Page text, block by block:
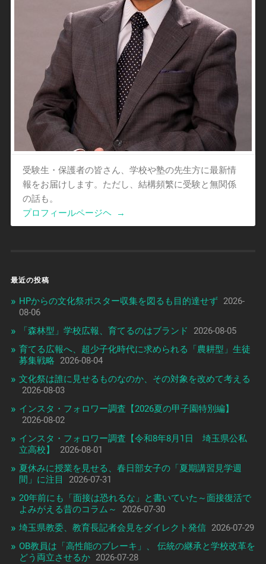
受験生・保護者の皆さん、学校や塾の先生方に最新情
報をお届けします。ただし、結構頻繁に受験と無関係
の話も。
プロフィールページヘ
→
最近の投稿
HPからの文化祭ポスター収集を図るも目的達せず 2026-
08-06
「森林型」学校広報、育てるのはブランド
2026-08-05
育てる広報へ、超少子化時代に求められる「農耕型」生徒
募集戦略
2026-08-04
文化祭は誰に見せるものなのか、その対象を改めて考える
2026-08-03
インスタ・フォロワー調査【2026夏の甲子園特別編】
2026-08-02
インスタ・フォロワー調査【令和8年8月1日 埼玉県公私
立高校】
2026-08-01
夏休みに授業を見せる、春日部女子の「夏期講習見学週
間」に注目
2026-07-31
20年前にも「面接は恐れるな」と書いていた～面接復活で
よみがえる昔のコラム～
2026-07-30
埼玉県教委、教育長記者会見をダイレクト発信 2026-07-29
OB教員は「高性能のブレーキ」、 伝統の継承と学校改革を
どう両立させるか 2026-07-28